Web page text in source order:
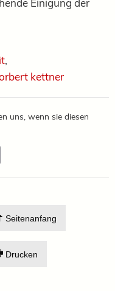
Einigung der
,
kettner
uns, wenn sie diesen
Seitenanfang
Drucken